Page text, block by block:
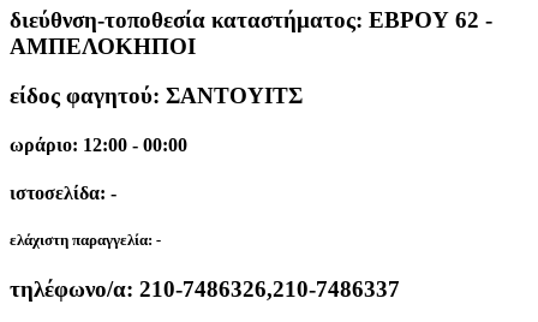
διεύθνση-τοποθεσία καταστήματος: ΕΒΡΟΥ 62 -
ΑΜΠΕΛΟΚΗΠΟΙ
είδος φαγητού: ΣΑΝΤΟΥΙΤΣ
ωράριο: 12:00 - 00:00
ιστοσελίδα: -
ελάχιστη παραγγελία: -
τηλέφωνο/α: 210-7486326,210-7486337